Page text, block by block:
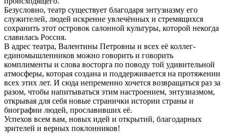
Безусловно, театр существует благодаря энтузиазму его
служителей, людей искренне увлечённых и стремящихся
сохранить этот островок салонной культуры, которой некогда
славилась Россия.
В адрес театра, Валентины Петровны и всех её коллег-
единомышленников можно говорить и говорить
комплименты и слова восторга по поводу той удивительной
атмосферы, которая создана и поддерживается на протяжении
всех этих лет. И сюда непременно хочется возвращаться раз за
разом, чтобы напитываться этим настроением, энтузиазмом,
открывая для себя новые странички истории страны и
биографии людей, прославивших её.
Успехов всем вам, новых идей и открытий, благодарных
зрителей и верных поклонников!